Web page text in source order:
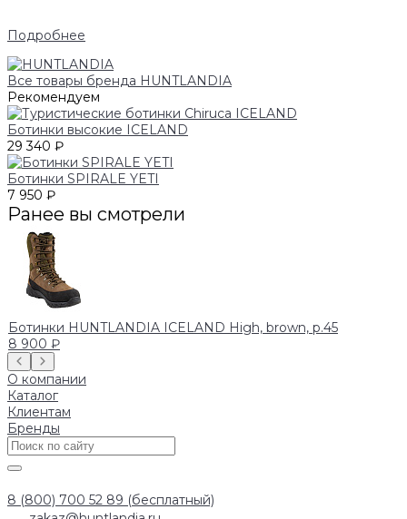
Подробнее
Все товары бренда HUNTLANDIA
Рекомендуем
Ботинки высокие ICELAND
29 340 ₽
Ботинки SPIRALE YETI
7 950 ₽
Ранее вы смотрели
Ботинки HUNTLANDIA ICELAND High, brown, р.45
8 900 ₽
О компании
Каталог
Клиентам
Бренды
8 (800) 700 52 89 (бесплатный)